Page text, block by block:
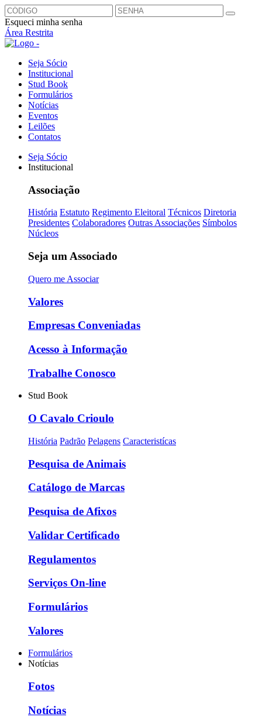
Esqueci minha senha
Área Restrita
Seja Sócio
Institucional
Stud Book
Formulários
Notícias
Eventos
Leilões
Contatos
Seja Sócio
Institucional
Associação
História Estatuto Regimento Eleitoral Técnicos Diretoria
Presidentes Colaboradores Outras Associações Símbolos
Núcleos
Seja um Associado
Quero me Associar
Valores
Empresas Conveniadas
Acesso à Informação
Trabalhe Conosco
Stud Book
O Cavalo Crioulo
História Padrão Pelagens Caracteristícas
Pesquisa de Animais
Catálogo de Marcas
Pesquisa de Afixos
Validar Certificado
Regulamentos
Serviços On-line
Formulários
Valores
Formulários
Notícias
Fotos
Notícias